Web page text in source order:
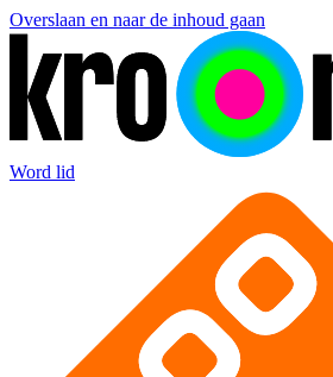
Overslaan en naar de inhoud gaan
Word lid